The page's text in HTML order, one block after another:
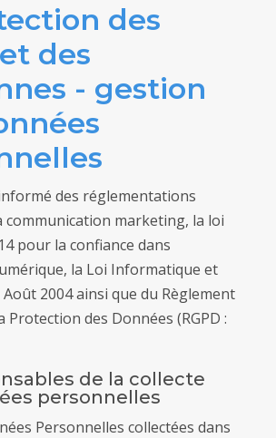
des
des
- gestion
des réglementations
communication marketing, la loi
pour la confiance dans
la Loi Informatique et
2004 ainsi que du Règlement
Protection des Données (RGPD :
de la collecte
personnelles
Personnelles collectées dans